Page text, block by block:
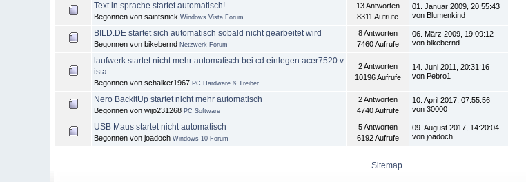
Text in sprache startet automatisch!
Begonnen von saintsnick Windows Vista Forum
13 Antworten
8311 Aufrufe
01. Januar 2009, 20:55:43
von Blumenkind
BILD.DE startet sich automatisch sobald nicht gearbeitet wird
Begonnen von bikebernd Netzwerk Forum
8 Antworten
7460 Aufrufe
06. März 2009, 19:09:12
von bikebernd
laufwerk startet nicht mehr automatisch bei cd einlegen acer7520 v
ista
Begonnen von schalker1967 PC Hardware & Treiber
2 Antworten
10196 Aufrufe
14. Juni 2011, 20:31:16
von Pebro1
Nero BackitUp startet nicht mehr automatisch
Begonnen von wijo231268 PC Software
2 Antworten
4740 Aufrufe
10. April 2017, 07:55:56
von 30000
USB Maus startet nicht automatisch
Begonnen von joadoch Windows 10 Forum
5 Antworten
6192 Aufrufe
09. August 2017, 14:20:04
von joadoch
Sitemap